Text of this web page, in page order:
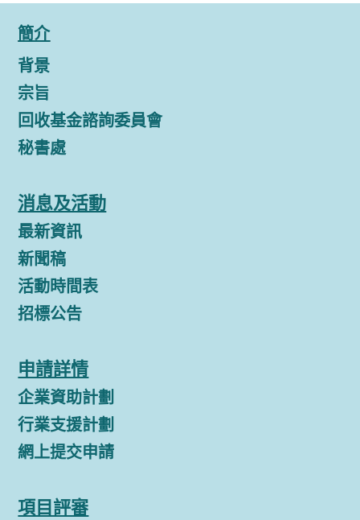
簡介
背景
宗旨
回收基金諮詢委員會
秘書處
消息及活動
最新資訊
新聞稿
活動時間表
招標公告
申請詳情
企業資助計劃
行業支援計劃
網上提交申請
項目評審